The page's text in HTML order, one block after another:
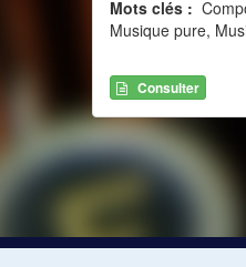
Mots clés :
Musique pure,
Consulter